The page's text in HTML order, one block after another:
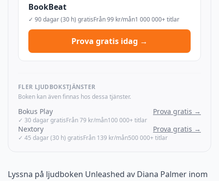
BookBeat
✓ 90 dagar (30 h) gratisFrån 99 kr/mån1 000 000+ titlar
Prova gratis idag →
FLER LJUDBOKSTJÄNSTER
Boken kan även finnas hos dessa tjänster.
Bokus Play Prova gratis →
✓ 30 dagar gratisFrån 79 kr/mån100 000+ titlar
Nextory Prova gratis →
✓ 45 dagar (30 h) gratisFrån 139 kr/mån500 000+ titlar
Lyssna på ljudboken Unleashed av Diana Palmer inom